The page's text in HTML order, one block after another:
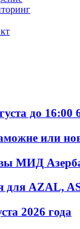
до 16:00
или
МИД
AZAL,
2026 года